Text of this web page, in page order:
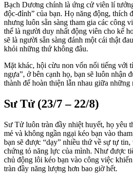
Bạch Dương chính là ứng cử viên lí
độc-đỉnh” của bạn. Họ năng động, thích
nhưng luôn sẵn sàng tham gia các công
thể là người duy nhất động viên cho kế
sẽ là người sẵn sàng đánh một cái thật
khỏi những thứ không đâu.
Mặt khác, hội cừu non vốn nổi tiếng với
ngựa”, ở bên cạnh họ, bạn sẽ luôn nhận
thành để hoàn thiện lẫn nhau giữa những
Sư Tử (23/7 – 22/8)
Sư Tử luôn tràn đầy nhiệt huyết, họ yêu
mẻ và không ngần ngại kéo bạn vào
bạn sẽ được “dạy” nhiều thứ về sự tự tin,
chứng tỏ năng lực của mình. Như được
chủ động lôi kéo bạn vào công việc
tràn đầy năng lượng hơn bao giờ hết.